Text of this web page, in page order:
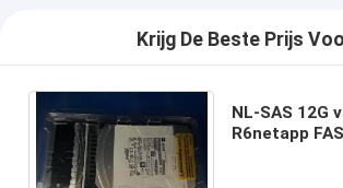
Krijg De Beste Prijs
NL-SAS 12G
R6netapp